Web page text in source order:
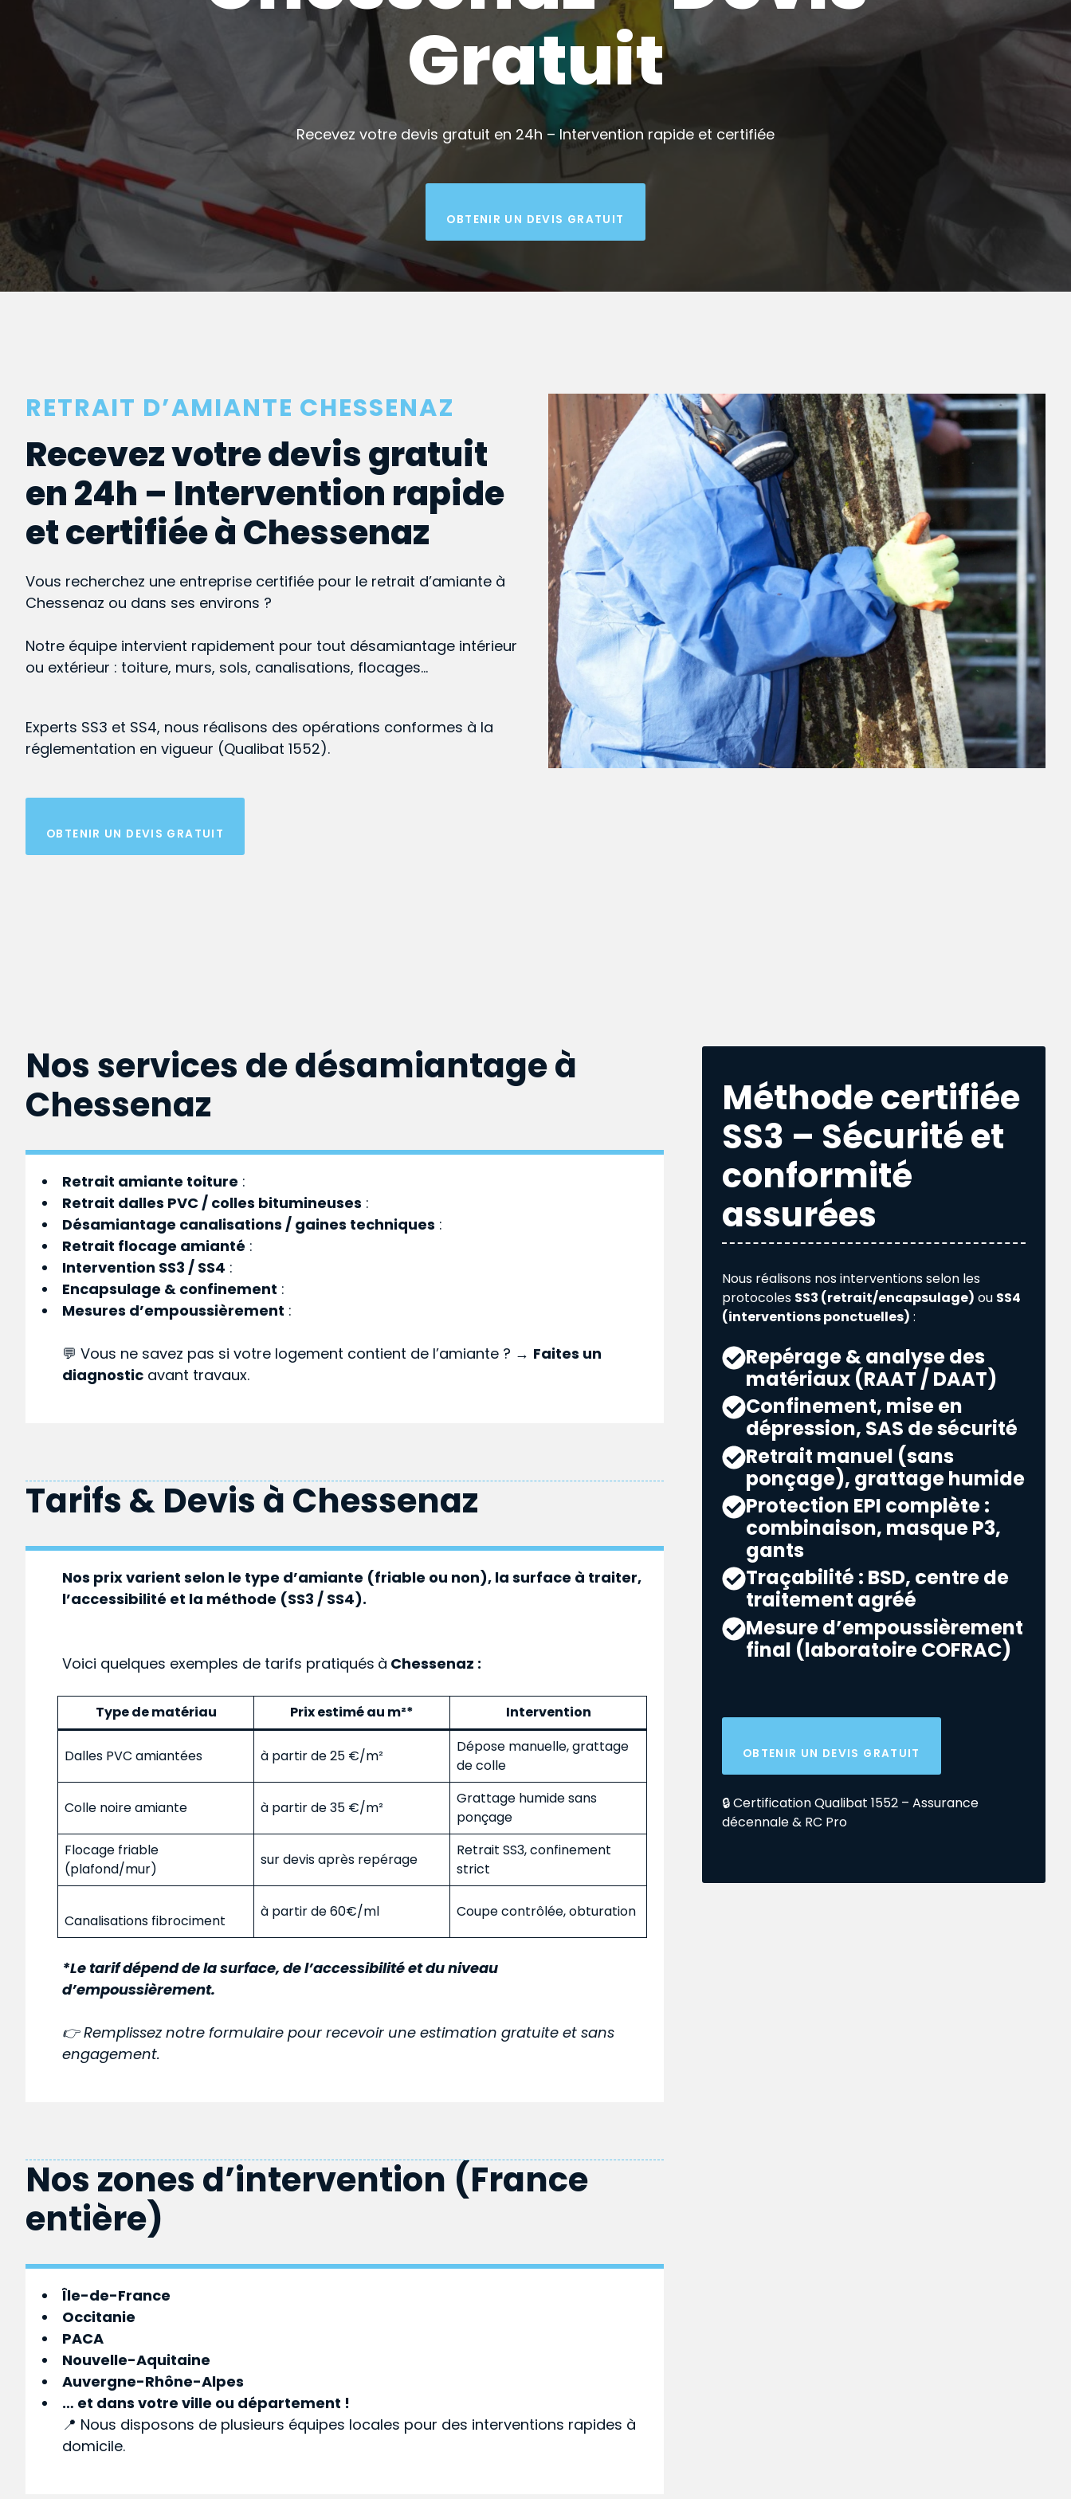
Gratuit
Recevez votre devis gratuit en 24h – Intervention rapide et certifiée
OBTENIR UN DEVIS GRATUIT
RETRAIT D’AMIANTE CHESSENAZ
Recevez votre devis gratuit
en 24h – Intervention rapide
et certifiée à Chessenaz
Vous recherchez une entreprise certifiée pour le retrait d’amiante à
Chessenaz ou dans ses environs ?
Notre équipe intervient rapidement pour tout désamiantage intérieur
ou extérieur : toiture, murs, sols, canalisations, flocages…
Experts SS3 et SS4, nous réalisons des opérations conformes à la
réglementation en vigueur (Qualibat 1552).
OBTENIR UN DEVIS GRATUIT
Nos services de désamiantage à
Chessenaz
Retrait amiante toiture :
Retrait dalles PVC / colles bitumineuses :
Désamiantage canalisations / gaines techniques :
Retrait flocage amianté :
Intervention SS3 / SS4 :
Encapsulage & confinement :
Mesures d’empoussièrement :
💬 Vous ne savez pas si votre logement contient de l’amiante ? → Faites un
diagnostic avant travaux.
Tarifs & Devis à Chessenaz
Nos prix varient selon le type d’amiante (friable ou non), la surface à traiter,
l’accessibilité et la méthode (SS3 / SS4).
Voici quelques exemples de tarifs pratiqués à Chessenaz :
Type de matériau Prix estimé au m²* Intervention
Dalles PVC amiantées à partir de 25 €/m²
Dépose manuelle, grattage
de colle
Colle noire amiante à partir de 35 €/m²
Grattage humide sans
ponçage
Flocage friable
(plafond/mur)
sur devis après repérage
Retrait SS3, confinement
strict
Canalisations fibrociment
à partir de 60€/ml Coupe contrôlée, obturation
*Le tarif dépend de la surface, de l’accessibilité et du niveau
d’empoussièrement.
👉 Remplissez notre formulaire pour recevoir une estimation gratuite et sans
engagement.
Nos zones d’intervention (France
entière)
Île-de-France
Occitanie
PACA
Nouvelle-Aquitaine
Auvergne-Rhône-Alpes
… et dans votreville ou département !
📍 Nous disposons de plusieurs équipes locales pour des interventions rapides à
domicile.
Méthode certifiée
SS3 – Sécurité et
conformité
assurées
Nous réalisons nos interventions selon les
protocoles SS3 (retrait/encapsulage) ou SS4
(interventions ponctuelles) :
Repérage & analyse des
matériaux (RAAT / DAAT)
Confinement, mise en
dépression, SAS de sécurité
Retrait manuel (sans
ponçage), grattage humide
Protection EPI complète :
combinaison, masque P3,
gants
Traçabilité : BSD, centre de
traitement agréé
Mesure d’empoussièrement
final (laboratoire COFRAC)
OBTENIR UN DEVIS GRATUIT
🔒 Certification Qualibat 1552 – Assurance
décennale & RC Pro